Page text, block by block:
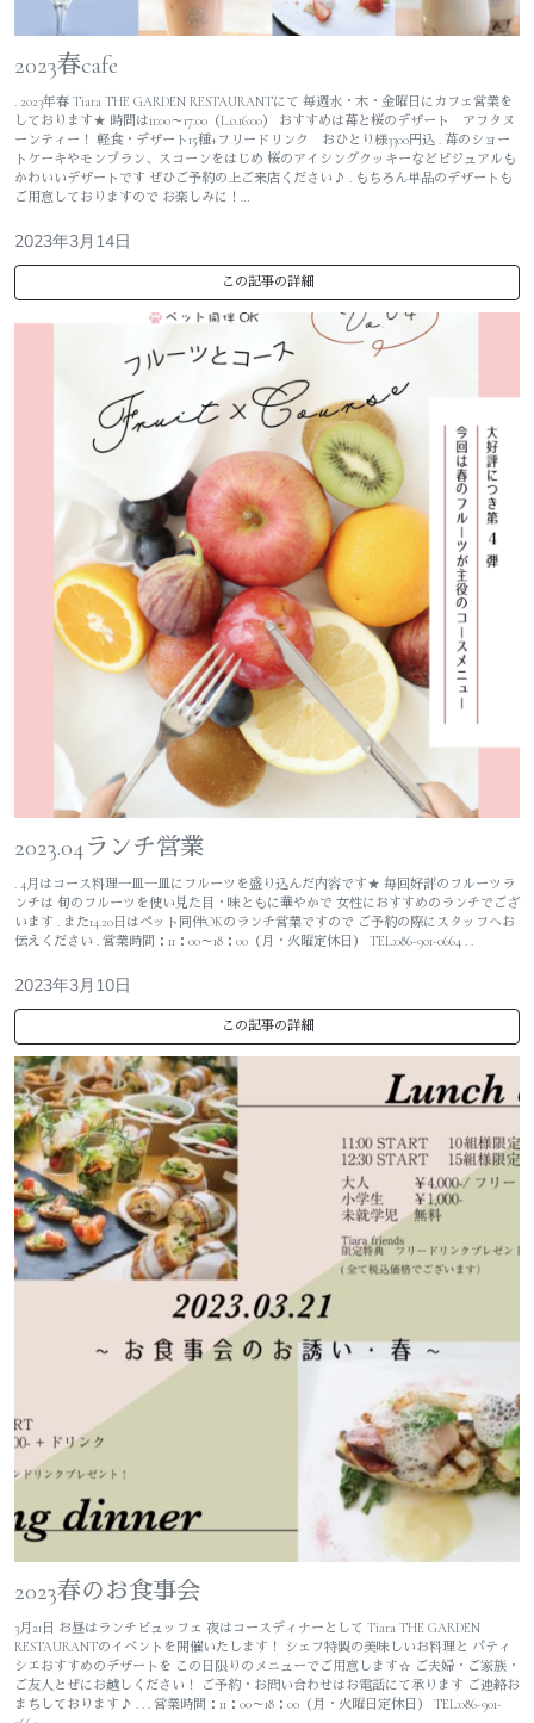
2023春cafe
. 2023年春 Tiara THE GARDEN RESTAURANTにて 毎週水・木・金曜日にカフェ営業を
しております★ 時間は11:00～17:00（L.o.16:00） おすすめは苺と桜のデザート アフタヌ
ーンティー！ 軽食・デザート15種+フリードリンク おひとり様3300円込 . 苺のショー
トケーキやモンブラン、スコーンをはじめ 桜のアイシングクッキーなどビジュアルも
かわいいデザートです ぜひご予約の上ご来店ください♪ . もちろん単品のデザートも
ご用意しておりますので お楽しみに！…
2023年3月14日
この記事の詳細
2023.04ランチ営業
. 4月はコース料理一皿一皿にフルーツを盛り込んだ内容です★ 毎回好評のフルーツラ
ンチは 旬のフルーツを使い見た目・味ともに華やかで 女性におすすめのランチでござ
います . また14.20日はペット同伴OKのランチ営業ですので ご予約の際にスタッフへお
伝えください . 営業時間：11：00～18：00（月・火曜定休日） TEL:086-901-0664 . .
2023年3月10日
この記事の詳細
2023春のお食事会
3月21日 お昼はランチビュッフェ 夜はコースディナーとして Tiara THE GARDEN
RESTAURANTのイベントを開催いたします！ シェフ特製の美味しいお料理と パティ
シエおすすめのデザートを この日限りのメニューでご用意します☆ ご夫婦・ご家族・
ご友人とぜにお越しください！ ご予約・お問い合わせはお電話にて承ります ご連絡お
まちしております♪ . . . 営業時間：11：00～18：00（月・火曜日定休日） TEL:086-901-